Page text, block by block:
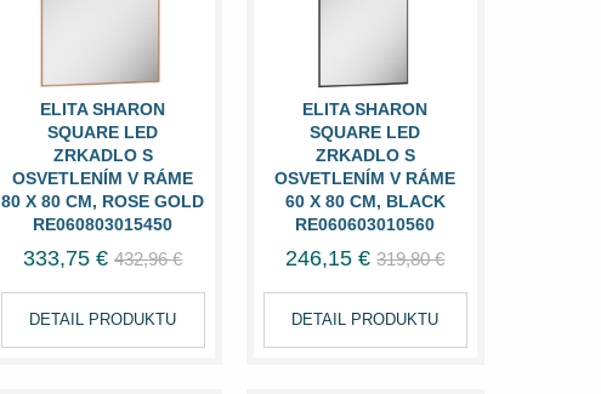
ELITA SHARON
SQUARE LED
ZRKADLO S
OSVETLENÍM V RÁME
80 X 80 CM, ROSE GOLD
RE060803015450
333,75 € 432,96 €
DETAIL PRODUKTU
ELITA SHARON
SQUARE LED
ZRKADLO S
OSVETLENÍM V RÁME
60 X 80 CM, BLACK
RE060603010560
246,15 € 319,80 €
DETAIL PRODUKTU